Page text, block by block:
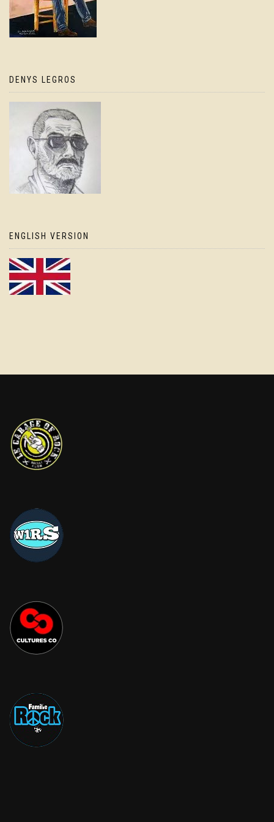
DENYS LEGROS
ENGLISH VERSION